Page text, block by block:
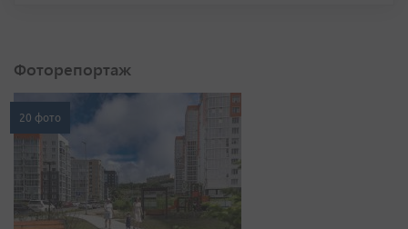
Фоторепортаж
20 фото